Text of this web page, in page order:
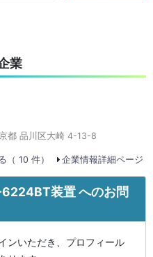
業
都 品川区大崎 4-13-8
（ 10 件） 企業情報詳細ページ
装置 へのお問
ンいただき、プロフィール